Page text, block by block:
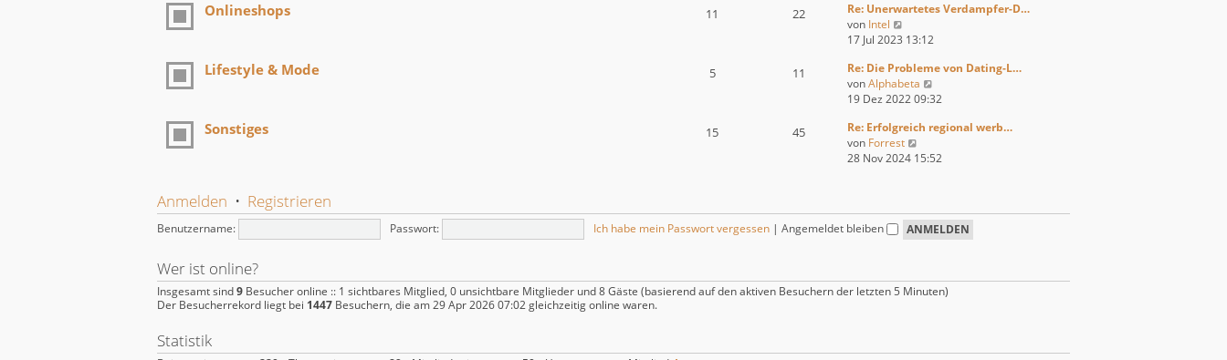
t
a
g
r
e
t
r
a
g
e
t
r
B
e
t
r
a
Onlineshops 11 22
Re: Unerwartetes Verdampfer-D…
von Intel
e
e
s
t
r
B
e
a
g
17 Jul 2023 13:12
Lifestyle & Mode 5 11
Re: Die Probleme von Dating-L…
vonAlphabeta
e
e
t
e
i
a
g
19 Dez 2022 09:32
Sonstiges 15 45
Re: Erfolgreich regional werb…
von Forrest
e
t
e
e
i
28 Nov 2024 15:52
Anmelden • Registrieren
Benutzername: Passwort: Ich habe mein Passwort vergessen | Angemeldet bleiben
Wer ist online?
Insgesamt sind9 Besucher online :: 1 sichtbares Mitglied, 0 unsichtbare Mitglieder und 8 Gäste (basierend auf den aktiven Besuchern der letzten 5 Minuten)
Der Besucherrekord liegt bei 1447 Besuchern, die am 29 Apr 2026 07:02 gleichzeitig online waren.
Statistik